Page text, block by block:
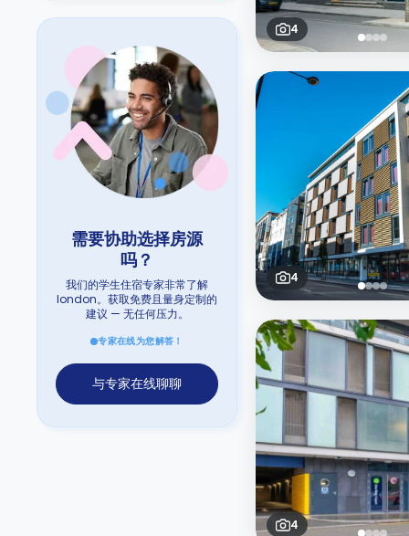
需要协助选择房源
吗？
我们的学生住宿专家非常了解
london。获取免费且量身定制的
建议 — 无任何压力。
专家在线为您解答！
与专家在线聊聊
4
4
4